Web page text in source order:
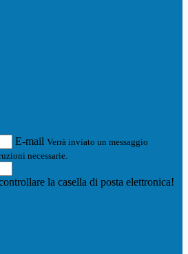
E-mail Verrà inviato un messaggio
necessarie.
la casella di posta elettronica!